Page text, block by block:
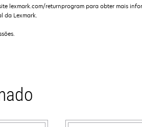
lexmark.com/returnprogram para obter mais
da Lexmark.